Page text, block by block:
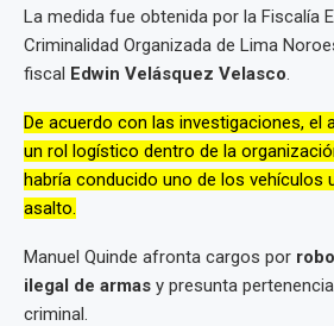
La medida fue obtenida por la Fiscalía
Criminalidad Organizada de Lima
fiscal Edwin Velásquez Velasco
De acuerdo con las investigaciones, el
un rol logístico dentro de la
habría conducido uno de los vehículos
asalto.
Manuel Quinde afronta cargos por
ilegal de armas y presunta
criminal.